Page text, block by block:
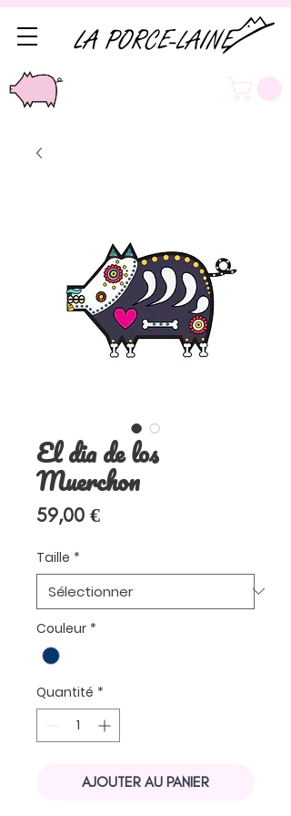
El dia de los
Muerchon
59,00 €Prix
Taille *
Couleur *
Quantité *
AJOUTER AU PANIER